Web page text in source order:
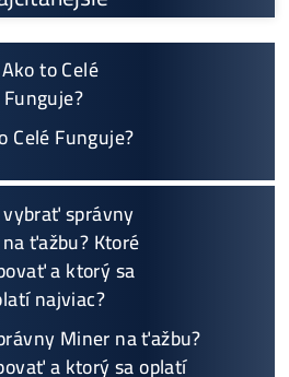
CZ výrobca GPU / HDD rigov a
- najväčší výber
@2015
CENYv celej
EU
(ušetríś tisíce eur na elektri
ktorý ti povieNEKUPUJ TO